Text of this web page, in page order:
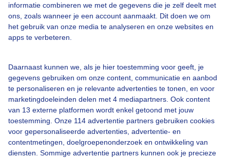
informatie combineren we met de gegevens die je zelf deelt met
ons, zoals wanneer je een account aanmaakt. Dit doen we om
het gebruik van onze media te analyseren en onze websites en
apps te verbeteren.
Daarnaast kunnen we, als je hier toestemming voor geeft, je
gegevens gebruiken om onze content, communicatie en aanbod
te personaliseren en je relevante advertenties te tonen, en voor
marketingdoeleinden delen met 4 mediapartners. Ook content
van 13 externe platformen wordt enkel getoond met jouw
toestemming. Onze 114 advertentie partners gebruiken cookies
voor gepersonaliseerde advertenties, advertentie- en
contentmetingen, doelgroepenonderzoek en ontwikkeling van
diensten. Sommige advertentie partners kunnen ook je precieze
Over Buienradar
Bedrijfsgegevens